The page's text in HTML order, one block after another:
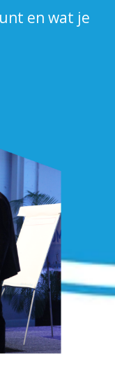
en wat je